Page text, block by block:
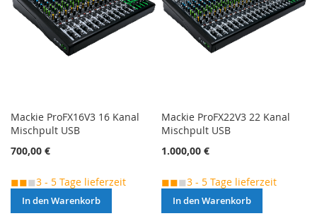
Mackie ProFX16V3 16 Kanal
Mischpult USB
700,00 €
◼◼◼3 - 5 Tage lieferzeit
In den Warenkorb
Mackie ProFX22V3 22 Kanal
Mischpult USB
1.000,00 €
◼◼◼3 - 5 Tage lieferzeit
In den Warenkorb